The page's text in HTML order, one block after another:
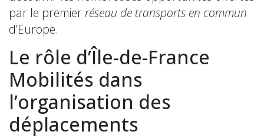
par le premierréseau de transports en commun
d’Europe.
Le rôle d’Île-de-France
Mobilités dans
l’organisation des
déplacements